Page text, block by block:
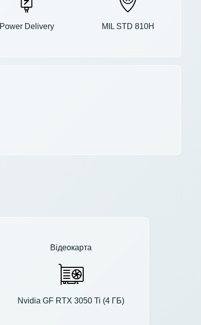
Power Delivery MIL STD 810H
Відеокарта
Nvidia GF RTX 3050 Ti (4 ГБ)